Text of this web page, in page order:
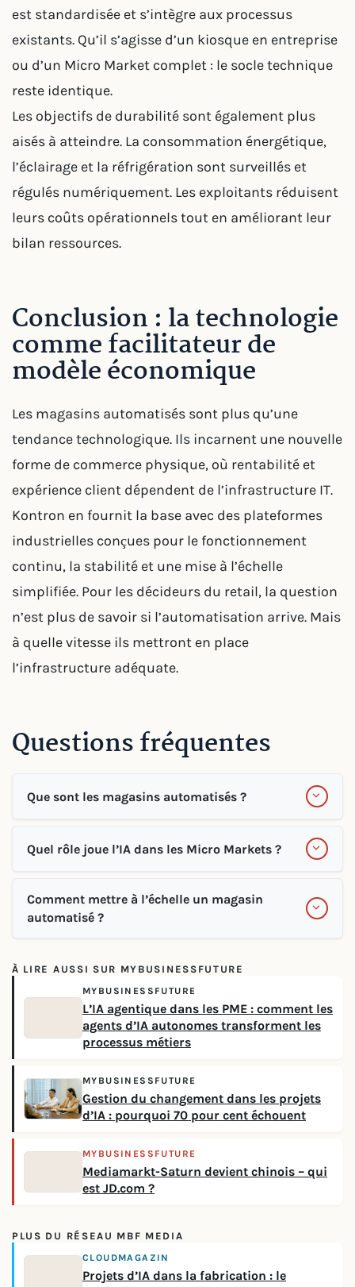
est standardisée et s’intègre aux processus
existants. Qu’il s’agisse d’un kiosque en entreprise
ou d’un Micro Market complet : le socle technique
reste identique.
Les objectifs de durabilité sont également plus
aisés à atteindre. La consommation énergétique,
l’éclairage et la réfrigération sont surveillés et
régulés numériquement. Les exploitants réduisent
leurs coûts opérationnels tout en améliorant leur
bilan ressources.
Conclusion : la technologie
comme facilitateur de
modèle économique
Les magasins automatisés sont plus qu’une
tendance technologique. Ils incarnent une nouvelle
forme de commerce physique, où rentabilité et
expérience client dépendent de l’infrastructure IT.
Kontron en fournit la base avec des plateformes
industrielles conçues pour le fonctionnement
continu, la stabilité et une mise à l’échelle
simplifiée. Pour les décideurs du retail, la question
n’est plus de savoir si l’automatisation arrive. Mais
à quelle vitesse ils mettront en place
l’infrastructure adéquate.
Questions fréquentes
Que sont les magasins automatisés ?
Quel rôle joue l’IA dans les Micro Markets ?
Comment mettre à l’échelle un magasin
automatisé ?
À LIRE AUSSI SUR MYBUSINESSFUTURE
MYBUSINESSFUTURE
L’IA agentique dans les PME : comment les
agents d’IA autonomes transforment les
processus métiers
MYBUSINESSFUTURE
Gestion du changement dans les projets
d’IA : pourquoi 70 pour cent échouent
MYBUSINESSFUTURE
Mediamarkt-Saturn devient chinois – qui
est JD.com ?
PLUS DU RÉSEAU MBF MEDIA
CLOUDMAGAZIN
Projets d’IA dans la fabrication : le